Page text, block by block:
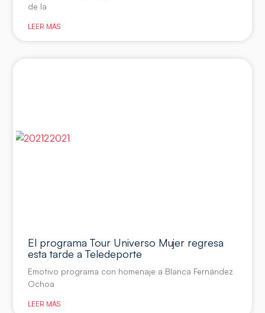
de la
LEER MÁS
El programa Tour Universo Mujer regresa
esta tarde a Teledeporte
Emotivo programa con homenaje a Blanca Fernández
Ochoa
LEER MÁS